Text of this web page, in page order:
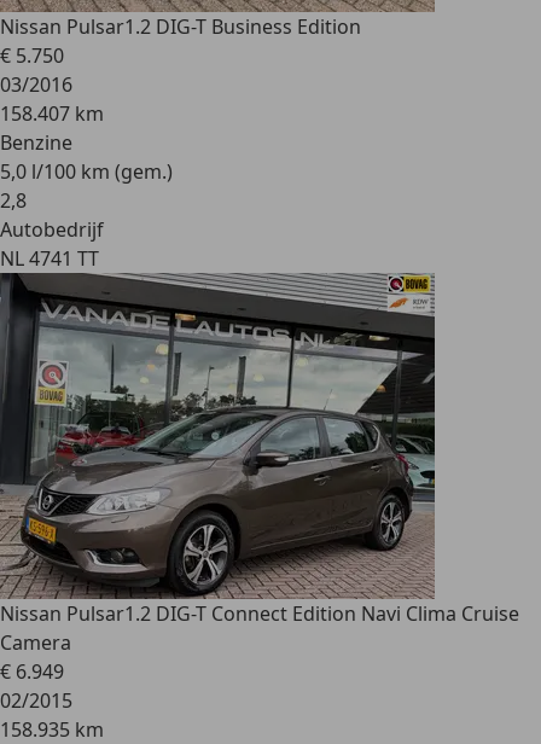
Nissan Pulsar1.2 DIG-T Business Edition
€ 5.750
03/2016
158.407 km
Benzine
5,0 l/100 km (gem.)
2,8
Autobedrijf
NL 4741 TT
Nissan Pulsar1.2 DIG-T Connect Edition Navi Clima Cruise
Camera
€ 6.949
02/2015
158.935 km